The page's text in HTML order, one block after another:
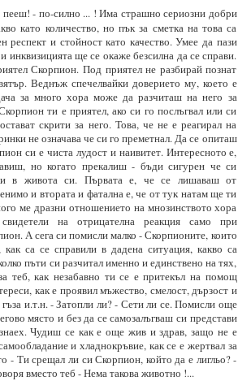
пееш! - по-силно ... ! Има страшно сериозни добри
като количество, но пък за сметка на това са
респект и стойност като качество. Умее да пази
ще се окаже безсилна да се справи.
Скорпион. Под приятел не разбирай познат
Веднъж спечелвайки доверието му, което е
за много хора може да разчиташ на него за
ти е приятел, ако си го послъгвал или си
скрити за него. Това, че не е реагирал на
не означава че си го преметнал. Да се опиташ
си е чиста лудост и наивитет. Интересното е,
но когато прекалиш - бъди сигурен че си
в живота си. Първата е, че се лишаваш от
и втората и фатална е, че от тук натам ще ти
ме дразни отношението на мнозинството хора
на отрицателна реакция само при
А сега си помисли малко - Скорпионите, които
са се справили в дадена ситуация, какво са
пъти си разчитал именно и единствено на тях,
теб, как незабавно ти се е притекъл на помощ
как е проявил мъжество, смелост, дързост и
гъза и.т.н. - Затопли ли? - Сети ли се. Помисли още
място и без да се самозалъгваш си представи
Чудиш се как е още жив и здрав, защо не е
и хладнокръвие, как се е жертвал за
- Ти срещал ли си Скорпион, който да е лигльо? -
вместо теб - Нема такова животно !...